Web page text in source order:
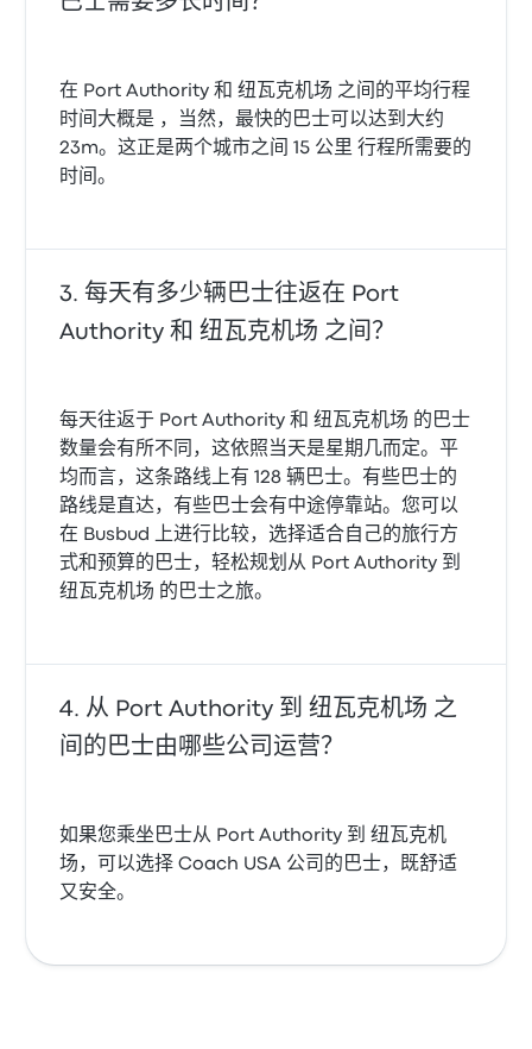
在 Port Authority 和 纽瓦克机场 之间的平均行程
时间大概是 ，当然，最快的巴士可以达到大约
23m。这正是两个城市之间 15 公里 行程所需要的
时间。
每天有多少辆巴士往返在 Port
Authority 和 纽瓦克机场 之间？
每天往返于 Port Authority 和 纽瓦克机场 的巴士
数量会有所不同，这依照当天是星期几而定。平
均而言，这条路线上有 128 辆巴士。有些巴士的
路线是直达，有些巴士会有中途停靠站。您可以
在 Busbud 上进行比较，选择适合自己的旅行方
式和预算的巴士，轻松规划从 Port Authority 到
纽瓦克机场 的巴士之旅。
从 Port Authority 到 纽瓦克机场 之
间的巴士由哪些公司运营？
如果您乘坐巴士从 Port Authority 到 纽瓦克机
场，可以选择 Coach USA 公司的巴士，既舒适
又安全。